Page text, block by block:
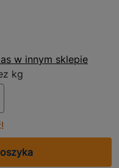
w innym sklepie
kg